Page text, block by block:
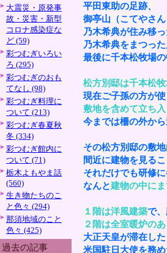
大震災・原発事
故・災害・新型
コロナ感染症な
ど (59)
彩つむぎいろい
ろ (295)
彩つむぎのおも
てなし (98)
彩つむぎ料理に
ついて (213)
彩つむぎ春夏秋
冬 (334)
彩つむぎ館内に
ついて (71)
栃木よもやま話
(560)
生き物たちのこ
と色々 (294)
那須地域のこと
色々 (425)
過去の記事
平田東助の足跡、
御亭山（こてやさ
乃木希典が住み移
乃木希典をまつっ
最後に千本松牧場
松方別邸は千本松
現在ご子孫の方が
敷地を含めて立ち
今までは柵の外か
その松方別邸の敷
間近に建物を見る
それだけでも研修
なんと建物の中に
１階は洋風建築で
２階は全室暖炉の
大正天皇が滞在し
米国駐日大使を務